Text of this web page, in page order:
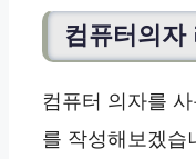
컴퓨터의자
컴퓨터 의자를
를 작성해보겠습